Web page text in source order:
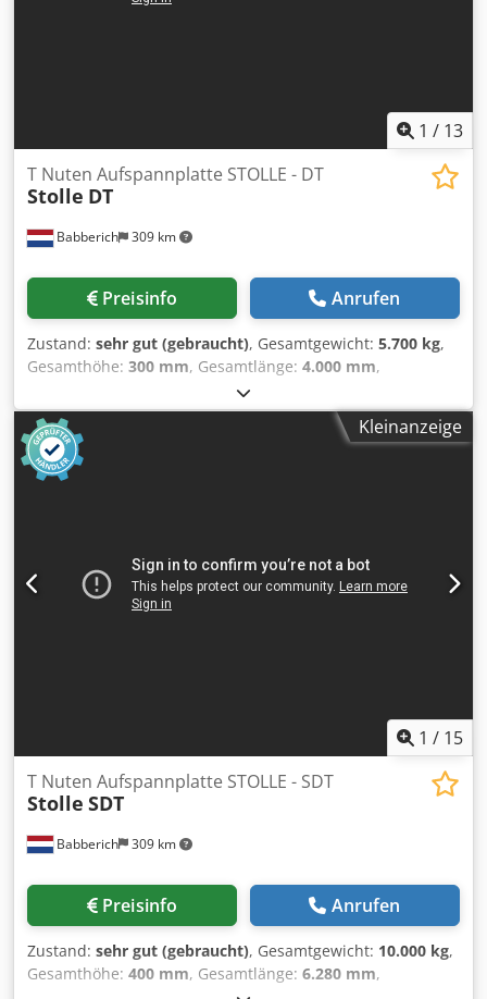
1 / 13
Babberich 309 km
T Nuten Aufspannplatte STOLLE - DT
Stolle DT
Preisinfo Anrufen
Zustand: sehr gut (gebraucht), Gesamtgewicht: 5.700 kg,
Gesamthöhe: 300 mm, Gesamtlänge: 4.000 mm,
, Länge: 4000mm Breite: 2000mm
Höhe: 300mm Menge T-Nuten: 8 Abstand T-Nuten /
Sprung:250mm T -slot size: 27mm Gewicht pro Platte ca.:
5700kg Number of matching pieces:2 Länge: 4000mm
Breite: 2000mm Cjdpozrl Etsfx Acgerf Höhe: 300mm
Informationen werden im guten Glauben abgegeben, aber
die Genauigkeit kann nichtgarantiert werden.
Dementsprechend werden Sie keine Vertretung und
Kleinanzeige
1 / 15
Babberich 309 km
T Nuten Aufspannplatte STOLLE - SDT
Stolle SDT
Preisinfo Anrufen
Zustand: sehr gut (gebraucht), Gesamtgewicht: 10.000 kg,
Gesamthöhe: 400 mm, Gesamtlänge: 6.280 mm,